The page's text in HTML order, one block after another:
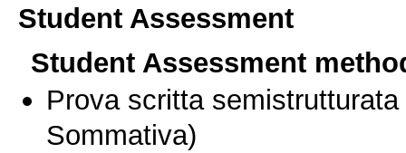
Student Assessment
Student Assessment
Prova scritta
Sommativa)